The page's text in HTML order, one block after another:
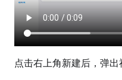
点击右上角新建后，弹